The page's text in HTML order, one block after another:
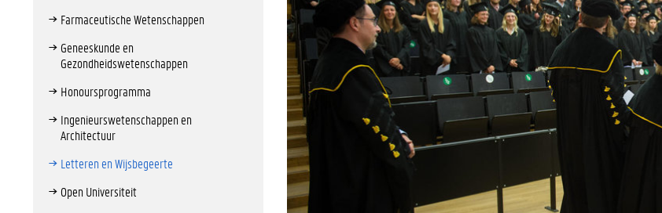
Farmaceutische Wetenschappen
Geneeskunde en
Gezondheidswetenschappen
Honoursprogramma
Ingenieurswetenschappen en
Architectuur
Letteren en Wijsbegeerte
Open Universiteit